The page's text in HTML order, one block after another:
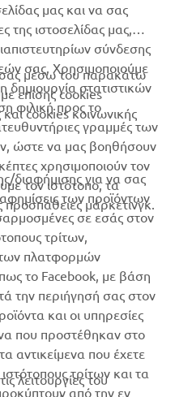
τελευταίες προσφορές, τις
και πολλά άλλα
μας και να σας
της ιστοσελίδας μας,
σύνδεσης
σας. Χρησιμοποιούμε
δημιουργία στατιστικών
φιλική προς το
γραμμές των
ώστε να μας βοηθήσουν
χρησιμοποιούν τον
τον ιστότοπο, τα
προσπάθειες μάρκετινγκ.
μέσω του παρακάτω
επίσης cookies
cookies κοινωνικής
διαφήμισης για να σας
των προϊόντων
σε εσάς στον
τρίτων,
πλατφορμών
το Facebook, με βάση
την περιήγησή σας στον
και οι υπηρεσίες
που προστέθηκαν στο
αντικείμενα που έχετε
τρίτων και τα
από την εν
λειτουργίες του